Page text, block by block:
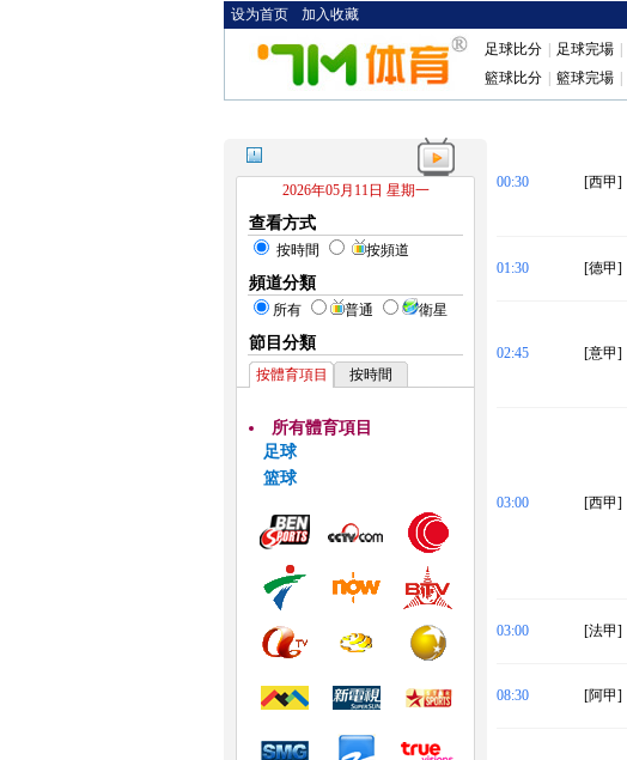
设为首页 加入收藏
足球比分 足球完場
籃球比分
籃球完場
2026年05月11日 星期一
查看方式
按時間 按頻道
頻道分類
所有 普通 衛星
節目分類
按體育項目 按時間
所有體育項目
足球
篮球
00:30 [西甲]
01:30 [德甲]
02:45 [意甲]
03:00 [西甲]
03:00 [法甲]
08:30 [阿甲]